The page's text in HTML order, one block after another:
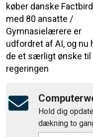
køber danske Factbird
med 80 ansatte /
Gymnasielærere er
udfordret af AI, og nu
de et særligt ønske til
regeringen
Hold dig
dækning to